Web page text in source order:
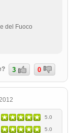
del Fuoco
3 0
5.0
5.0